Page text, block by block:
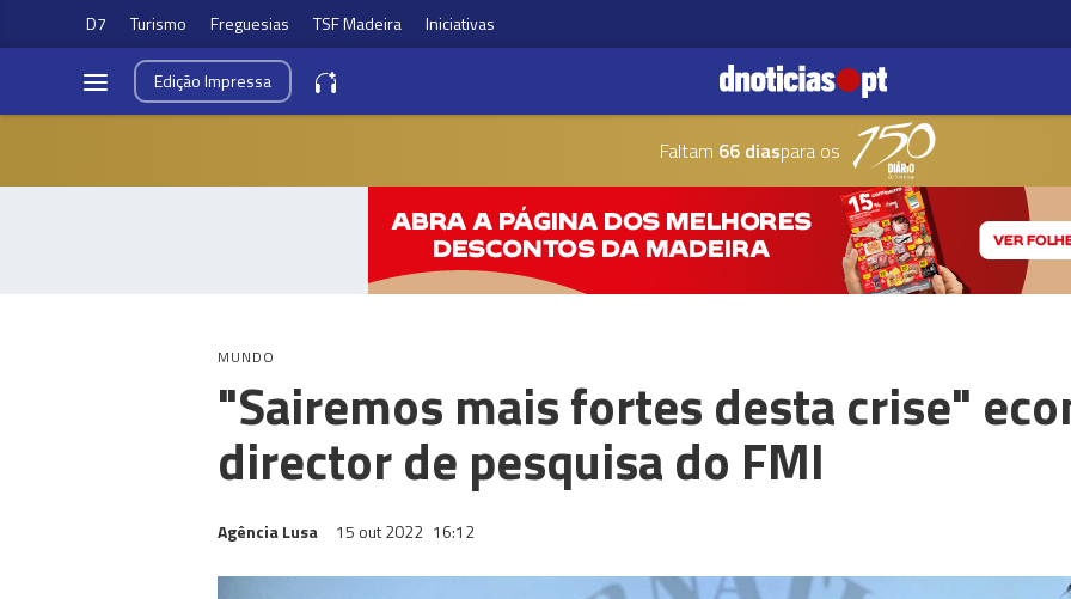
D7 Turismo Freguesias TSF Madeira Iniciativas
EdiçãoImpressa
Faltam 66 diaspara os
MUNDO
"Sairemos mais fortes desta crise"
director de pesquisa do FMI
Agência Lusa 15 out 2022 16:12